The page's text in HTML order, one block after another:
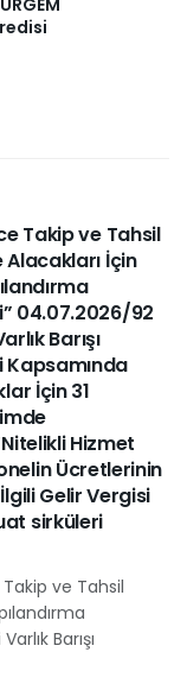
Takip ve Tahsil
Alacakları İçin
04.07.2026/92
Barışı
Kapsamında
İçin 31
Hizmet
Ücretlerinin
Gelir Vergisi
sirküleri
Takip ve Tahsil
Barışı